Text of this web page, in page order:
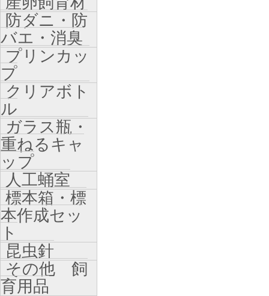
防ダニ・防
バエ・消臭
プリンカッ
プ
クリアボト
ル
ガラス瓶・
重ねるキャ
ップ
人工蛹室
標本箱・標
本作成セッ
ト
昆虫針
その他 飼
育用品